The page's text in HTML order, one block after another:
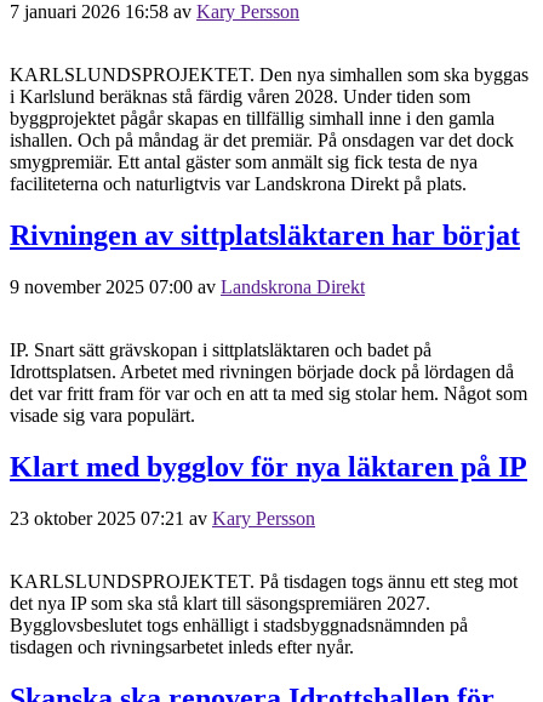
7 januari 2026 16:58 av Kary Persson
KARLSLUNDSPROJEKTET. Den nya simhallen som ska byggas
i Karlslund beräknas stå färdig våren 2028. Under tiden som
byggprojektet pågår skapas en tillfällig simhall inne i den gamla
ishallen. Och på måndag är det premiär. På onsdagen var det dock
smygpremiär. Ett antal gäster som anmält sig fick testa de nya
faciliteterna och naturligtvis var Landskrona Direkt på plats.
Rivningen av sittplatsläktaren har börjat
9 november 2025 07:00 av Landskrona Direkt
IP. Snart sätt grävskopan i sittplatsläktaren och badet på
Idrottsplatsen. Arbetet med rivningen började dock på lördagen då
det var fritt fram för var och en att ta med sig stolar hem. Något som
visade sig vara populärt.
Klart med bygglov för nya läktaren på IP
23 oktober 2025 07:21 av Kary Persson
KARLSLUNDSPROJEKTET. På tisdagen togs ännu ett steg mot
det nya IP som ska stå klart till säsongspremiären 2027.
Bygglovsbeslutet togs enhälligt i stadsbyggnadsnämnden på
tisdagen och rivningsarbetet inleds efter nyår.